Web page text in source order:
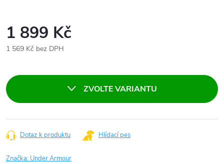
1 899 Kč
1 569 Kč bez DPH
ZVOLTE VARIANTU
Dotaz k produktu Hlídací pes
Značka: Under Armour